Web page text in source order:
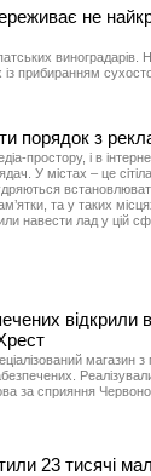
не
виноградарів.
прибиранням
порядок з
простору, і в
У містах – це
та у таких
навести лад у цій
відкрили
магазин
за сприяння
23 тисячі